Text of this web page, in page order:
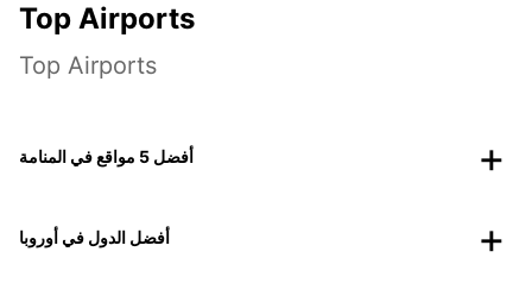
Top Airports
Top Airports
أفضل 5 مواقع في المنامة
أفضل الدول في أوروبا